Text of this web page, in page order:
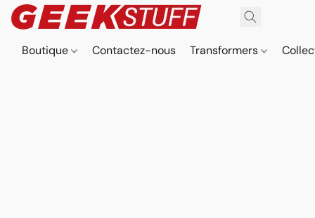
Boutique Contactez-nous Transformers